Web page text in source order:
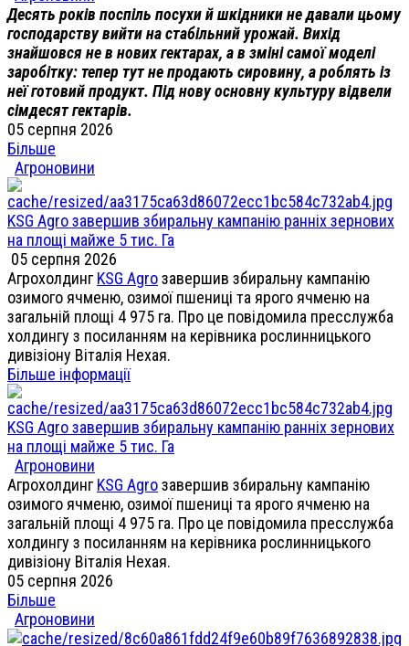
Десять років поспіль посухи й шкідники не давали цьому
господарству вийти на стабільний урожай. Вихід
знайшовся не в нових гектарах, а в зміні самої моделі
заробітку: тепер тут не продають сировину, а роблять із
неї готовий продукт. Під нову основну культуру відвели
сімдесят гектарів.
05 серпня 2026
Більше
Агроновини
KSG Agro завершив збиральну кампанію ранніх зернових
на площі майже 5 тис. Га
05 серпня 2026
АгрохолдингKSG Agroзавершив збиральну кампанію
озимого ячменю, озимої пшениці та ярого ячменю на
загальній площі 4 975 га. Про це повідомила пресслужба
холдингу з посиланням на керівника рослинницького
дивізіону Віталія Нехая.
Більше інформації
KSG Agro завершив збиральну кампанію ранніх зернових
на площі майже 5 тис. Га
Агроновини
АгрохолдингKSG Agroзавершив збиральну кампанію
озимого ячменю, озимої пшениці та ярого ячменю на
загальній площі 4 975 га. Про це повідомила пресслужба
холдингу з посиланням на керівника рослинницького
дивізіону Віталія Нехая.
05 серпня 2026
Більше
Агроновини